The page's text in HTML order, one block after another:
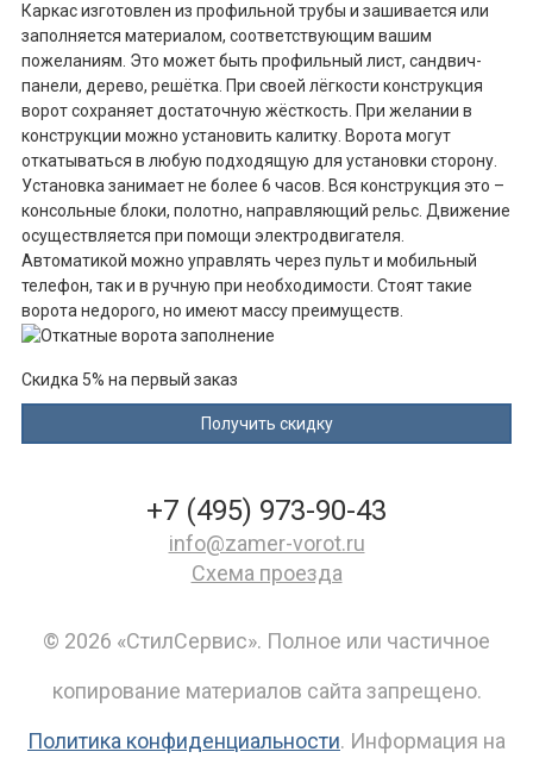
Каркас изготовлен из профильной трубы и зашивается или
заполняется материалом, соответствующим вашим
пожеланиям. Это может быть профильный лист, сандвич-
панели, дерево, решётка. При своей лёгкости конструкция
ворот сохраняет достаточную жёсткость. При желании в
конструкции можно установить калитку. Ворота могут
откатываться в любую подходящую для установки сторону.
Установка занимает не более 6 часов. Вся конструкция это –
консольные блоки, полотно, направляющий рельс. Движение
осуществляется при помощи электродвигателя.
Автоматикой можно управлять через пульт и мобильный
телефон, так и в ручную при необходимости. Стоят такие
ворота недорого, но имеют массу преимуществ.
Скидка 5% на первый заказ
+7 (495) 973-90-43
info@zamer-vorot.ru
Схема проезда
© 2026 «СтилСервис». Полное или частичное
копирование материалов сайта запрещено.
Политика конфиденциальности. Информация на